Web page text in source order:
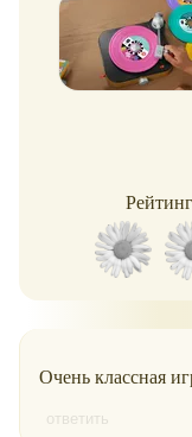
Очень классная
ответить